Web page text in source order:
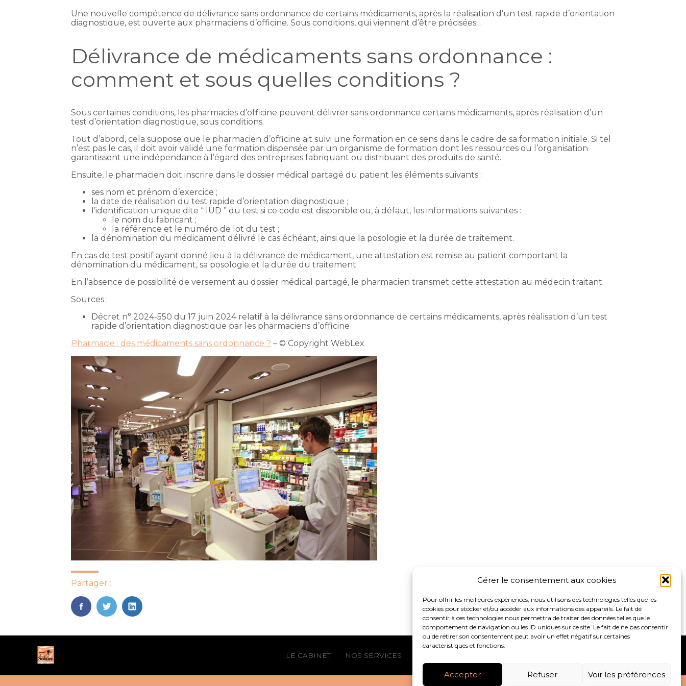
Gérer le consentement aux cookies
Pour offrir les meilleures expériences, nous utilisons des technologies telles que les
cookies pour stocker et/ou accéder aux informations des appareils. Le fait de
consentir à ces technologies nous permettra de traiter des données telles que le
comportement de navigation ou les ID uniques sur ce site. Le fait de ne pas consentir
ou de retirer son consentement peut avoir un effet négatif sur certaines
caractéristiques et fonctions.
Accepter Refuser Voir les préférences
Une nouvelle compétence de délivrance sans ordonnance de certains médicaments, après la réalisation d’un test rapide d’orientation
diagnostique, est ouverte aux pharmaciens d’officine. Sous conditions, qui viennent d’être précisées…
Délivrance de médicaments sans ordonnance :
comment et sous quelles conditions ?
Sous certaines conditions, les pharmacies d’officine peuvent délivrer sans ordonnance certains médicaments, après réalisation d’un
test d’orientation diagnostique, sous conditions.
Tout d’abord, cela suppose que le pharmacien d’officine ait suivi une formation en ce sens dans le cadre de sa formation initiale. Si tel
n’est pas le cas, il doit avoir validé une formation dispensée par un organisme de formation dont les ressources ou l’organisation
garantissent une indépendance à l’égard des entreprises fabriquant ou distribuant des produits de santé.
Ensuite, le pharmacien doit inscrire dans le dossier médical partagé du patient les éléments suivants :
ses nom et prénom d’exercice ;
la date de réalisation du test rapide d’orientation diagnostique ;
l’identification unique dite “ IUD ” du test si ce code est disponible ou, à défaut, les informations suivantes :
le nom du fabricant ;
la référence et le numéro de lot du test ;
la dénomination du médicament délivré le cas échéant, ainsi que la posologie et la durée de traitement.
En cas de test positif ayant donné lieu à la délivrance de médicament, une attestation est remise au patient comportant la
dénomination du médicament, sa posologie et la durée du traitement.
En l’absence de possibilité de versement au dossier médical partagé, le pharmacien transmet cette attestation au médecin traitant.
Sources :
Décret n° 2024-550 du 17 juin 2024 relatif à la délivrance sans ordonnance de certains médicaments, après réalisation d’un test
rapide d’orientation diagnostique par les pharmaciens d’officine
Pharmacie : des médicaments sans ordonnance ? – © Copyright WebLex
Partager :
FaceBook
TwitterLinkedIn
Footer
LE CABINET NOS SERVICES